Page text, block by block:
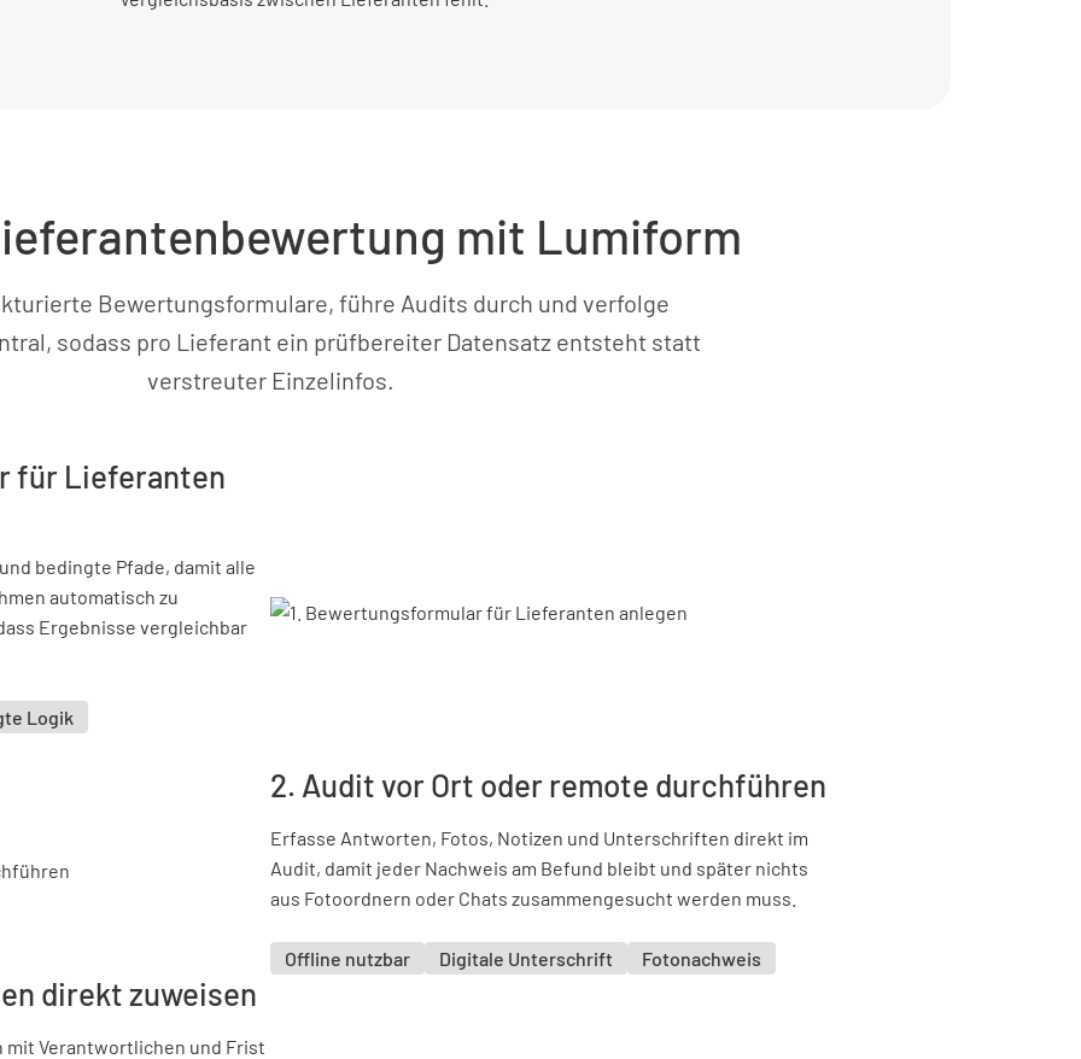
mit Lumiform
Bewertungsformulare, führe Audits durch und verfolge
sodass pro Lieferant ein prüfbereiter Datensatz entsteht statt
verstreuter Einzelinfos.
für Lieferanten
bedingte Pfade, damit alle
automatisch zu
Ergebnisse vergleichbar
Logik
2. Audit vor Ort oder remote durchführen
Erfasse Antworten, Fotos, Notizen und Unterschriften direkt im
Audit, damit jeder Nachweis am Befund bleibt und später nichts
aus Fotoordnern oder Chats zusammengesucht werden muss.
Offline nutzbar Digitale Unterschrift Fotonachweis
direkt zuweisen
mit Verantwortlichen und Frist